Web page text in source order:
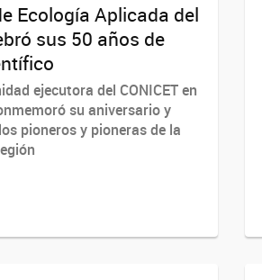
Ecología Aplicada del
sus 50 años de
ejecutora del CONICET en
su aniversario y
pioneros y pioneras de la